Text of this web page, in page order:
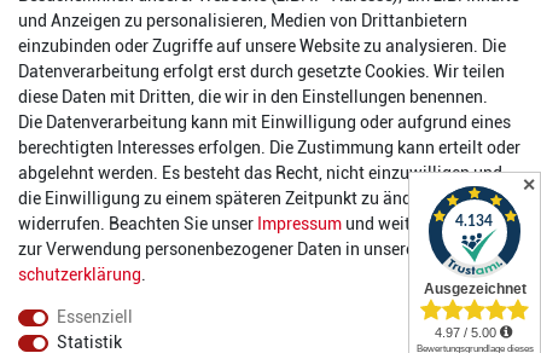
0 26 63/ 9 68 69 37
Öffnungszeiten
Montag:
14:00 - 17:00 Uhr
Dienstag:
14:00 - 17:00 Uhr
Mittwoch:
14:00 - 17:00 Uhr
Donnerstag:
14:00 - 17:00 Uhr
Freitag:
14:00 - 19:00 Uhr
Samstag:
10:00 - 17:00 Uhr
und Anzeigen zu personalisieren, Medien von Drittanbietern
einzubinden oder Zugriffe auf unsere Website zu analysieren. Die
Datenverarbeitung erfolgt erst durch gesetzte Cookies. Wir teilen
diese Daten mit Dritten, die wir in den Einstellungen benennen.
Die Datenverarbeitung kann mit Einwilligung oder aufgrund eines
berechtigten Interesses erfolgen. Die Zustimmung kann erteilt oder
abgelehnt werden. Es besteht das Recht, nicht einzuwilligen und
die Einwilligung zu einem späteren Zeitpunkt zu ändern oder zu
widerrufen. Beachten Sie unser Impressum und weitere Hinweise
zur Verwendung personenbezogener Daten in unserer
Daten­
schutz­erklärung
Essenziell
Statistik
✕